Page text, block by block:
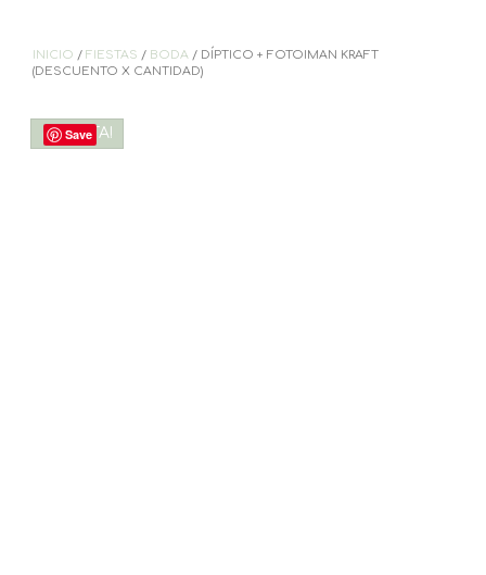
INICIO / FIESTAS / BODA / DÍPTICO + FOTOIMAN KRAFT
(DESCUENTO X CANTIDAD)
¡OFERTA!
Save